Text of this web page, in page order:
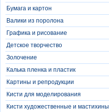
Бумага и картон
Валики из поролона
Графика и рисование
Детское творчество
Золочение
Калька пленка и пластик
Картины и репродукции
Кисти для моделирования
Кисти художественные и мастихины